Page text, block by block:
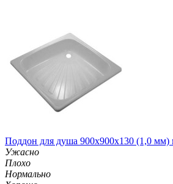
Поддон для душа 900х900х130 (1,0 мм)
Ужасно
Плохо
Нормально